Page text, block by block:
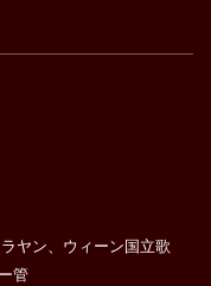
ヤン、ウィーン国立歌
管